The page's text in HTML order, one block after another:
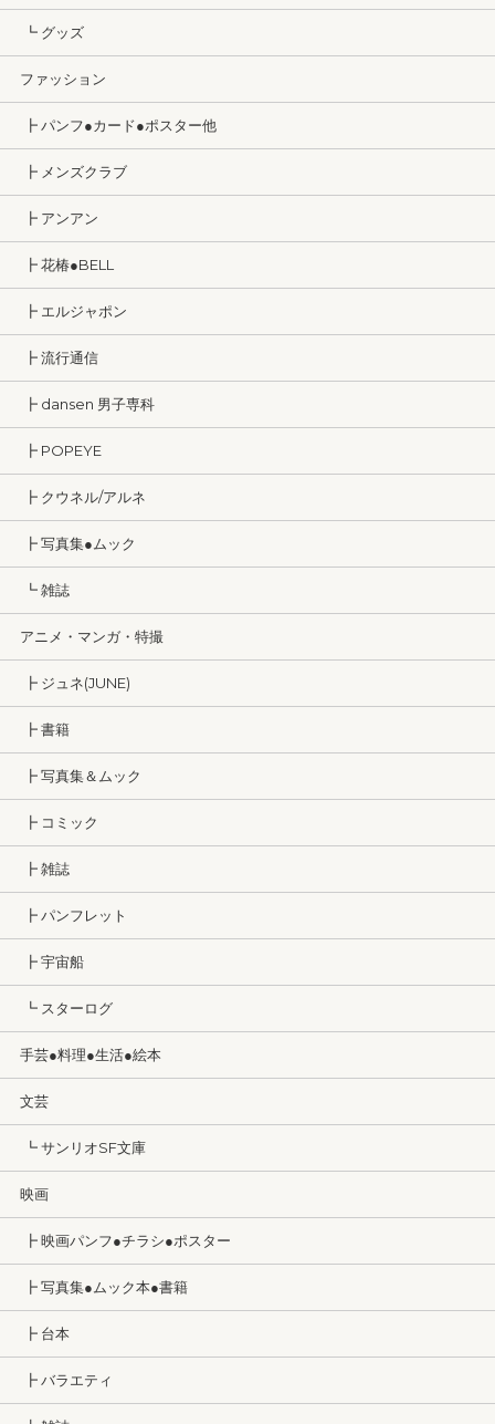
┗ グッズ
ファッション
┣ パンフ●カード●ポスター他
┣ メンズクラブ
┣ アンアン
┣ 花椿●BELL
┣ エルジャポン
┣ 流行通信
┣ dansen 男子専科
┣ POPEYE
┣ クウネル/アルネ
┣ 写真集●ムック
┗ 雑誌
アニメ・マンガ・特撮
┣ ジュネ(JUNE)
┣ 書籍
┣ 写真集＆ムック
┣ コミック
┣ 雑誌
┣ パンフレット
┣ 宇宙船
┗ スターログ
手芸●料理●生活●絵本
文芸
┗ サンリオSF文庫
映画
┣ 映画パンフ●チラシ●ポスター
┣ 写真集●ムック本●書籍
┣ 台本
┣ バラエティ